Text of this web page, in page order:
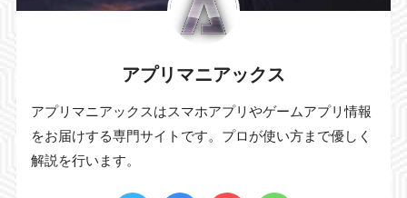
アプリマニアックス
アプリマニアックスはスマホアプリやゲームアプリ情報
をお届けする専門サイトです。プロが使い方まで優しく
解説を行います。